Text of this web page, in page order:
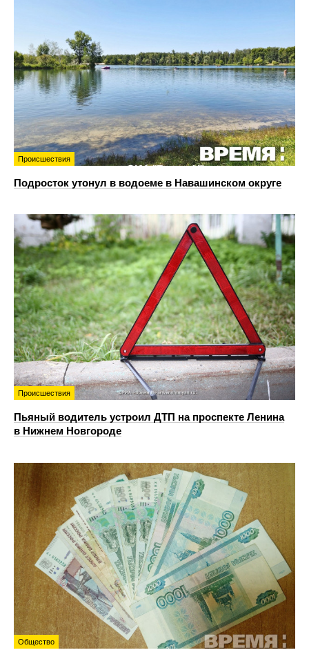
Происшествия
Подросток утонул в водоеме в Навашинском округе
Происшествия
Пьяный водитель устроил ДТП на проспекте Ленина
в Нижнем Новгороде
Общество